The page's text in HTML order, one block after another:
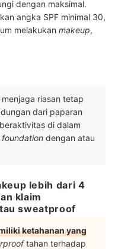
dengan maksimal.
angka SPF minimal 30,
melakukan makeup,
riasan tetap
dari paparan
di dalam
foundation dengan atau
lebih dari 4
klaim
sweatproof
ketahanan yang
tahan terhadap